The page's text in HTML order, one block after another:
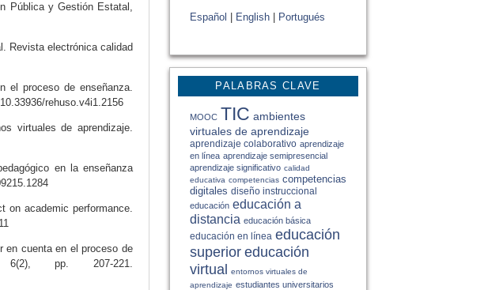
Español English Portugués
PALABRAS CLAVE
MOOC TIC ambientes
virtuales de aprendizaje
aprendizaje colaborativo aprendizaje
en línea aprendizaje semipresencial
aprendizaje significativo calidad
educativa competencias competencias
digitales diseño instruccional
educación educación a
distancia educación básica
educación en línea educación
superior educación
virtual entornos virtuales de
aprendizaje estudiantes universitarios
Pública y Gestión Estatal,
Revista electrónica calidad
el proceso de enseñanza.
rehuso.v4i1.2156
virtuales de aprendizaje.
en la enseñanza
on academic performance.
en cuenta en el proceso de
6(2), pp. 207-221.